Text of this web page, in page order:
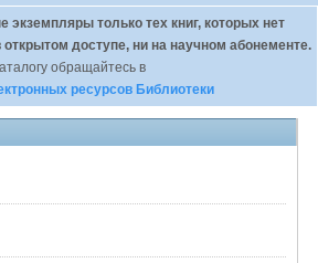
экземпляры только тех книг, которых нет
доступе, ни на научном абонементе.
обращайтесь в
ресурсов Библиотеки